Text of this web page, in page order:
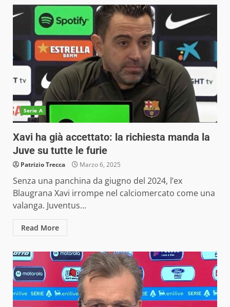
Serie A
Xavi ha già accettato: la richiesta manda la
Juve su tutte le furie
Patrizio Trecca Marzo 6, 2025
Senza una panchina da giugno del 2024, l’ex
Blaugrana Xavi irrompe nel calciomercato come una
valanga. Juventus...
Read More